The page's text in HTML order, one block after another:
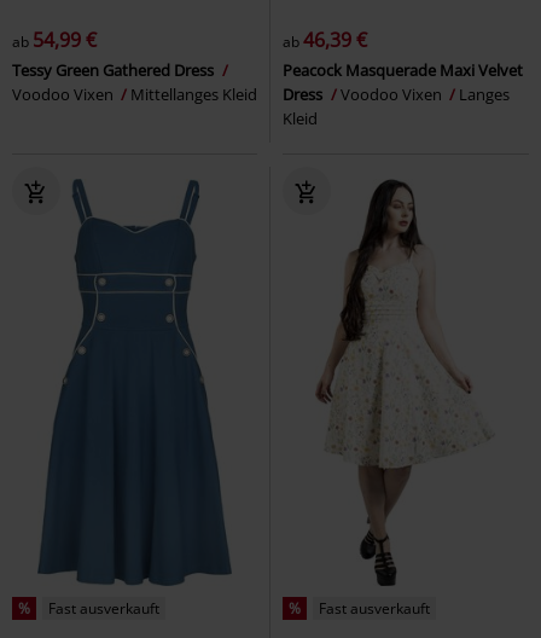
ab 54,99 €
Tessy Green Gathered Dress
Voodoo Vixen
Mittellanges Kleid
ab46,39 €
Peacock Masquerade Maxi Velvet
Dress
Voodoo Vixen
Langes
Kleid
% Fast ausverkauft % Fast ausverkauft